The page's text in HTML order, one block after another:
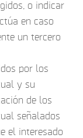
o indicar
en caso
un tercero
por los
y su
de los
señalados
el interesado